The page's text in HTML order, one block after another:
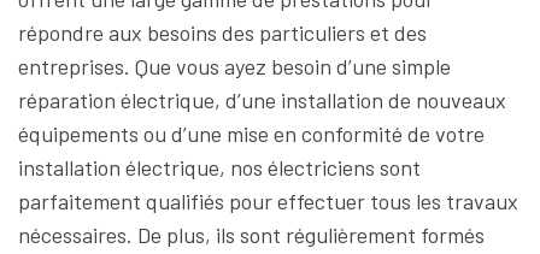
répondre aux besoins des particuliers et des
entreprises. Que vous ayez besoin d’une simple
réparation électrique, d’une installation de nouveaux
équipements ou d’une mise en conformité de votre
installation électrique, nos électriciens sont
parfaitement qualifiés pour effectuer tous les travaux
nécessaires. De plus, ils sont régulièrement formés